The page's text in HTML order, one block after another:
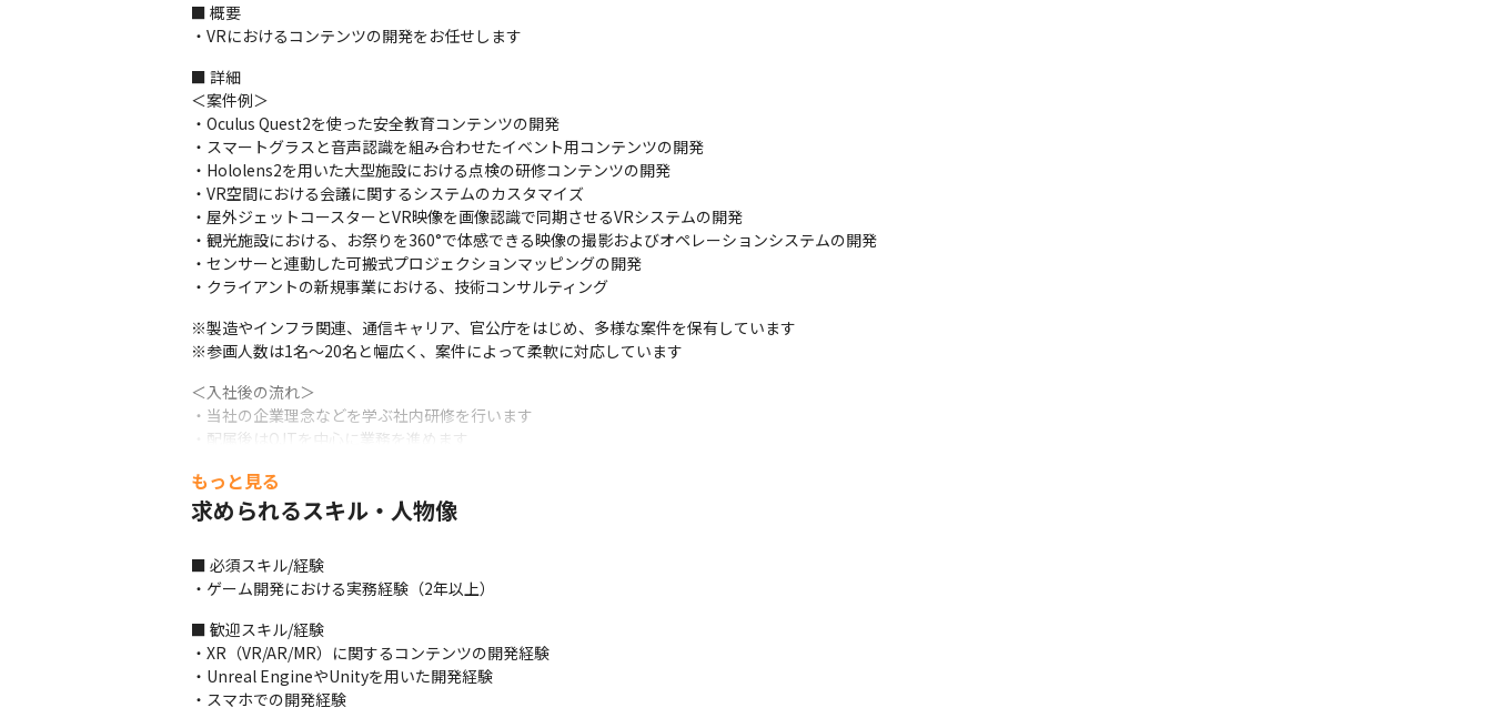
■ 概要
・VRにおけるコンテンツの開発をお任せします
■ 詳細
＜案件例＞
・Oculus Quest2を使った安全教育コンテンツの開発
・スマートグラスと音声認識を組み合わせたイベント用コンテンツの開発
・Hololens2を用いた大型施設における点検の研修コンテンツの開発
・VR空間における会議に関するシステムのカスタマイズ
・屋外ジェットコースターとVR映像を画像認識で同期させるVRシステムの開発
・観光施設における、お祭りを360°で体感できる映像の撮影およびオペレーションシステムの開発
・センサーと連動した可搬式プロジェクションマッピングの開発
・クライアントの新規事業における、技術コンサルティング
※製造やインフラ関連、通信キャリア、官公庁をはじめ、多様な案件を保有しています
※参画人数は1名～20名と幅広く、案件によって柔軟に対応しています
＜入社後の流れ＞
・当社の企業理念などを学ぶ社内研修を行います
・配属後はOJTを中心に業務を進めます
＜使用ツールについて＞
・コミュニケーションやタスク管理ツールは、案件によって異なったものを使用しています
・配属先はそれぞれの専門に特化したチームで組織されているため、ゲーム業界のさまざまな知識を身につけられます
・誰もが知るAAAタイトルの案件にも携われます
・多様なクライアントからさまざまな案件の引き合いがあるため、自身の志向に合った業務に携われます
・VRという新しい技術に携わり、世の中に新しい価値を発信することができます
・チームの中核メンバーとしてキャリアアップをすることができます
もっと見る
求められるスキル・人物像
■ 必須スキル/経験
・ゲーム開発における実務経験（2年以上）
■ 歓迎スキル/経験
・XR（VR/AR/MR）に関するコンテンツの開発経験
・Unreal EngineやUnityを用いた開発経験
・スマホでの開発経験